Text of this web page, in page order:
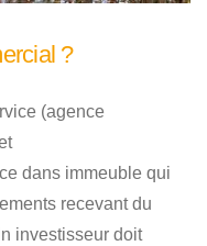
?
(agence
dans immeuble qui
recevant du
investisseur doit